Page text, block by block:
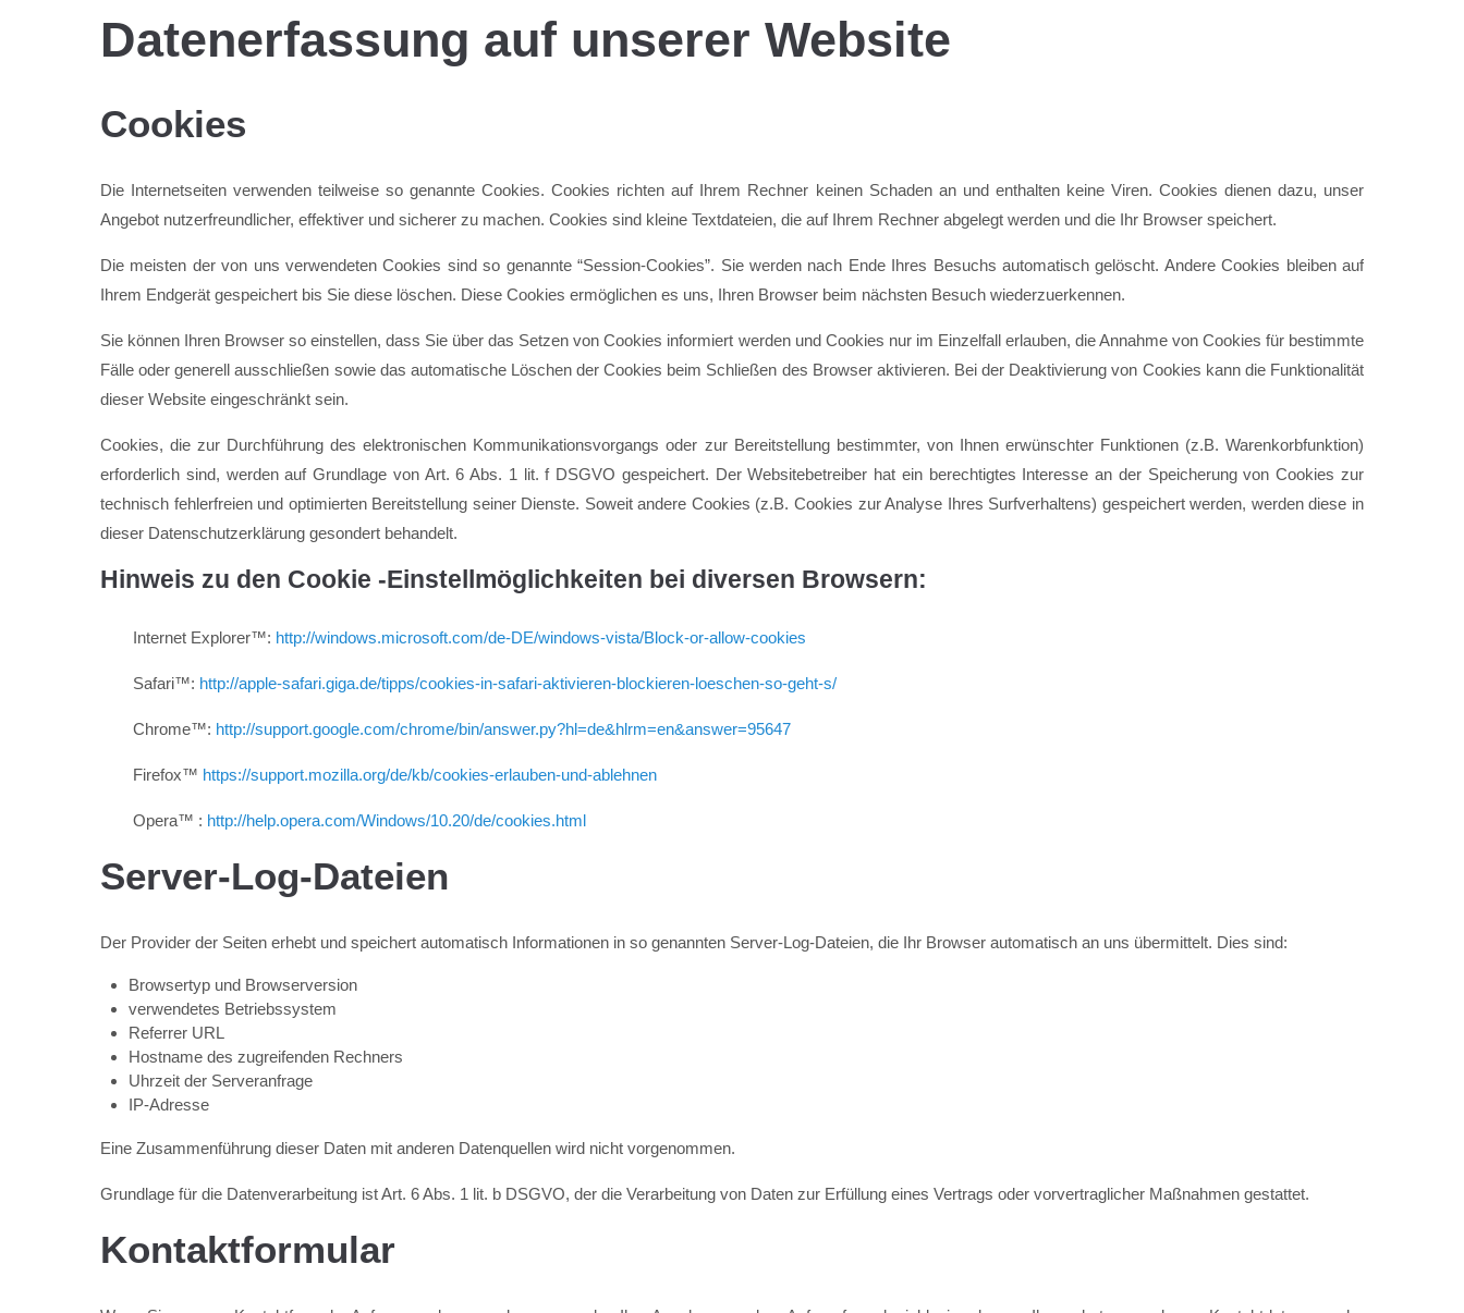
Datenerfassung auf unserer Website
Cookies
Die Internetseiten verwenden teilweise so genannte Cookies. Cookies richten auf Ihrem Rechner keinen Schaden an und enthalten keine Viren. Cookies dienen dazu, unser
Angebot nutzerfreundlicher, effektiver und sicherer zu machen. Cookies sind kleine Textdateien, die auf Ihrem Rechner abgelegt werden und die Ihr Browser speichert.
Die meisten der von uns verwendeten Cookies sind so genannte “Session-Cookies”. Sie werden nach Ende Ihres Besuchs automatisch gelöscht. Andere Cookies bleiben auf
Ihrem Endgerät gespeichert bis Sie diese löschen. Diese Cookies ermöglichen es uns, Ihren Browser beim nächsten Besuch wiederzuerkennen.
Sie können Ihren Browser so einstellen, dass Sie über das Setzen von Cookies informiert werden und Cookies nur im Einzelfall erlauben, die Annahme von Cookies für bestimmte
Fälle oder generell ausschließen sowie das automatische Löschen der Cookies beim Schließen des Browser aktivieren. Bei der Deaktivierung von Cookies kann die Funktionalität
dieser Website eingeschränkt sein.
Cookies, die zur Durchführung des elektronischen Kommunikationsvorgangs oder zur Bereitstellung bestimmter, von Ihnen erwünschter Funktionen (z.B. Warenkorbfunktion)
erforderlich sind, werden auf Grundlage von Art. 6 Abs. 1 lit. f DSGVO gespeichert. Der Websitebetreiber hat ein berechtigtes Interesse an der Speicherung von Cookies zur
technisch fehlerfreien und optimierten Bereitstellung seiner Dienste. Soweit andere Cookies (z.B. Cookies zur Analyse Ihres Surfverhaltens) gespeichert werden, werden diese in
dieser Datenschutzerklärung gesondert behandelt.
Hinweis zu den Cookie -Einstellmöglichkeiten bei diversen Browsern:
Internet Explorer™: http://windows.microsoft.com/de-DE/windows-vista/Block-or-allow-cookies
Safari™: http://apple-safari.giga.de/tipps/cookies-in-safari-aktivieren-blockieren-loeschen-so-geht-s/
Chrome™: http://support.google.com/chrome/bin/answer.py?hl=de&hlrm=en&answer=95647
Firefox™ https://support.mozilla.org/de/kb/cookies-erlauben-und-ablehnen
Opera™ : http://help.opera.com/Windows/10.20/de/cookies.html
Server-Log-Dateien
Der Provider der Seiten erhebt und speichert automatisch Informationen in so genannten Server-Log-Dateien, die Ihr Browser automatisch an uns übermittelt. Dies sind:
Browsertyp und Browserversion
verwendetes Betriebssystem
Referrer URL
Hostname des zugreifenden Rechners
Uhrzeit der Serveranfrage
IP-Adresse
Eine Zusammenführung dieser Daten mit anderen Datenquellen wird nicht vorgenommen.
Grundlage für die Datenverarbeitung ist Art. 6 Abs. 1 lit. b DSGVO, der die Verarbeitung von Daten zur Erfüllung eines Vertrags oder vorvertraglicher Maßnahmen gestattet.
Kontaktformular